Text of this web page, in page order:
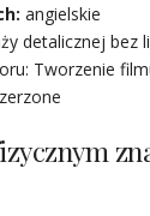
angielskie
detalicznej bez
Tworzenie